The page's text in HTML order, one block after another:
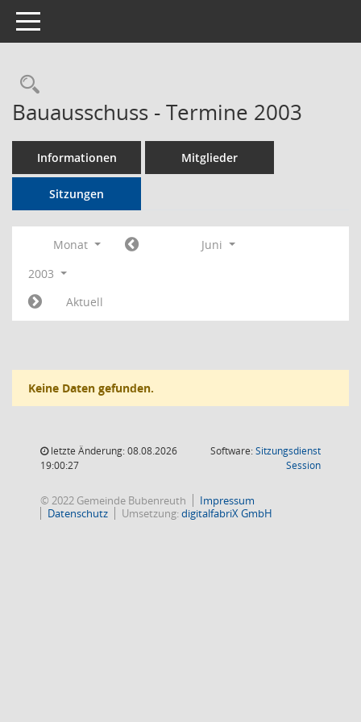
Toggle navigation
Rechercheauswahl
Bauausschuss - Termine 2003
Informationen Mitglieder
Sitzungen
Monat
Juni
2003
Aktuell
Keine Daten gefunden.
letzte Änderung: 08.08.2026
19:00:27
Software:Sitzungsdienst
Session(Wird in
© 2022 Gemeinde Bubenreuth
Impressum
Datenschutz
Umsetzung:digitalfabriX GmbH